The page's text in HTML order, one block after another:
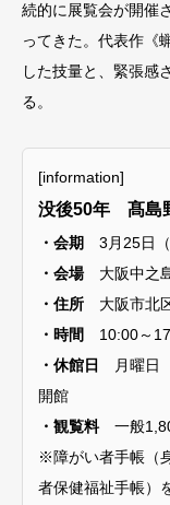
続的に展覧会が開催
ってきた。代表作《
した技量と、緊張感
る。
[information]
没後50年 髙島
・会期
3月25⽇（
・会場⼤阪中之
・住所 大阪市北
・時間
10:00～
・休館日
月曜日
開館
・観覧料一般
※障がい者手帳（
者保健福祉手帳）